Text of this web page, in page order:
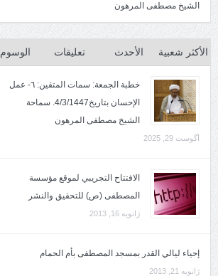
الشيخ مصطفى المرهون
الأكثر شعبية الأحدث تعليقات الوسوم
خطبة الجمعة: سمات المتقين: ٦- عمل
الإحسان بتاريخ4/3/1447. سماحة
الشيخ مصطفى المرهون
آگوست 29, 2025
الافتتاح التجريبي لموقع مؤسسة
المصطفى (ص) للتحقيق والنشر
ژانویه 16, 2013
إحياء ليالي القدر بمسجد المصطفى بأم الحمام
ژانویه 21, 2013